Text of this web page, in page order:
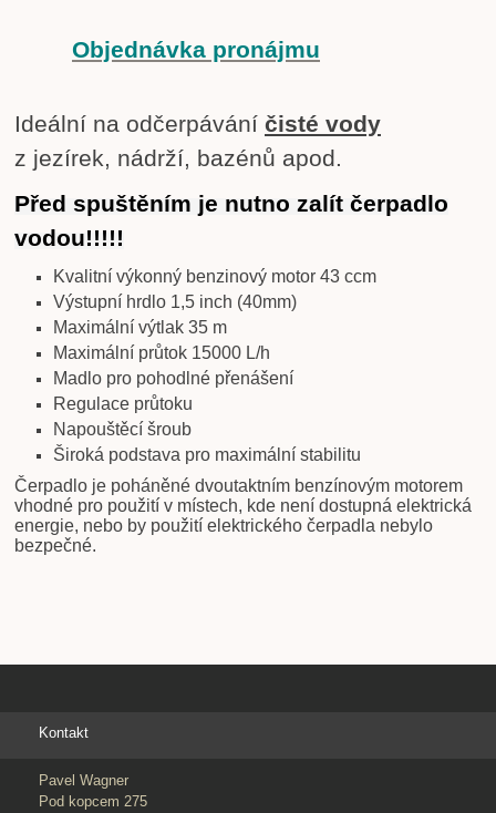
Objednávka pronájmu
Ideální na odčerpávání čisté vody
z jezírek, nádrží, bazénů apod.
Před spuštěním je nutno zalít čerpadlo
vodou!!!!!
Kvalitní výkonný benzinový motor 43 ccm
Výstupní hrdlo 1,5 inch (40mm)
Maximální výtlak 35 m
Maximální průtok 15000 L/h
Madlo pro pohodlné přenášení
Regulace průtoku
Napouštěcí šroub
Široká podstava pro maximální stabilitu
Čerpadlo je poháněné dvoutaktním benzínovým motorem
vhodné pro použití v místech, kde není dostupná elektrická
energie, nebo by použití elektrického čerpadla nebylo
bezpečné.
Kontakt
Pavel Wagner
Pod kopcem 275